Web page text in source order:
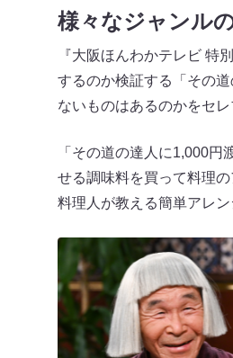
様々なジャンル
『大阪ほんわかテレビ 特
するのか検証する「その
ないものはあるのかをセ
「その道の達人に1,000
せる調味料を買って料理
料理人が教える簡単アレ